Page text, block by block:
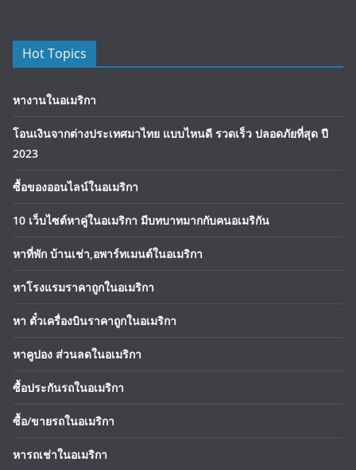
Hot Topics
หางานในอเมริกา
โอนเงินจากต่างประเทศมาไทย แบบไหนดี รวดเร็ว ปลอดภัยที่สุด ปี
2023
ซื้อของออนไลน์ในอเมริกา
10 เว็บไซต์หาคู่ในอเมริกา มีบทบาทมากกับคนอเมริกัน
หาที่พัก บ้านเช่า,อพาร์ทเมนต์ในอเมริกา
หาโรงแรมราคาถูกในอเมริกา
หา ตั๋วเครื่องบินราคาถูกในอเมริกา
หาคูปอง ส่วนลดในอเมริกา
ซื้อประกันรถในอเมริกา
ซื้อ/ขายรถในอเมริกา
หารถเช่าในอเมริกา